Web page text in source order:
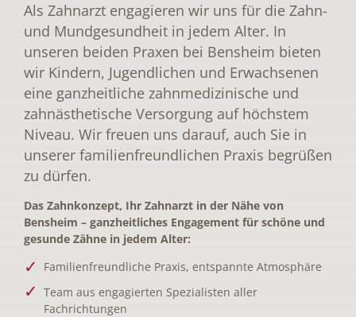
Als Zahnarzt engagieren wir uns für die Zahn-
und Mundgesundheit in jedem Alter. In
unseren beiden Praxen bei Bensheim bieten
wir Kindern, Jugendlichen und Erwachsenen
eine ganzheitliche zahnmedizinische und
zahnästhetische Versorgung auf höchstem
Niveau. Wir freuen uns darauf, auch Sie in
unserer familienfreundlichen Praxis begrüßen
zu dürfen.
Das Zahnkonzept, Ihr Zahnarzt in der Nähe von
Bensheim – ganzheitliches Engagement für schöne und
gesunde Zähne in jedem Alter:
Familienfreundliche Praxis, entspannte Atmosphäre
Team aus engagierten Spezialisten aller
Fachrichtungen